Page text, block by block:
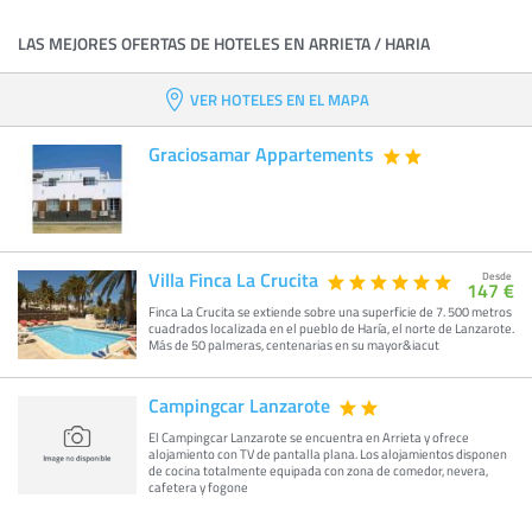
LAS MEJORES OFERTAS DE HOTELES EN ARRIETA / HARIA
VER HOTELES EN EL MAPA
Graciosamar Appartements
Villa Finca La Crucita
Finca La Crucita se extiende sobre una superficie de 7. 500 metros
cuadrados localizada en el pueblo de Haría, el norte de Lanzarote.
Más de 50 palmeras, centenarias en su mayor&iacut
Desde
147 €
Campingcar Lanzarote
El Campingcar Lanzarote se encuentra en Arrieta y ofrece
alojamiento con TV de pantalla plana. Los alojamientos disponen
de cocina totalmente equipada con zona de comedor, nevera,
cafetera y fogone